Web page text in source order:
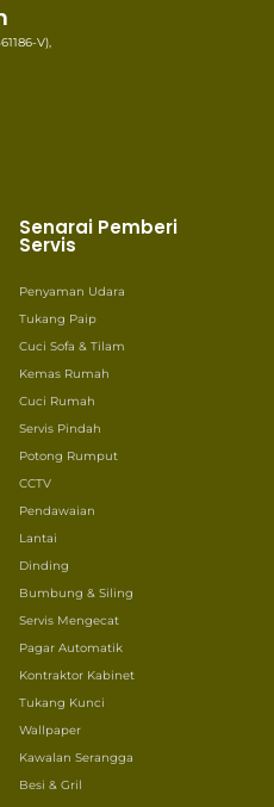
V),
Senarai Pemberi
Servis
Penyaman Udara
Tukang Paip
Cuci Sofa & Tilam
Kemas Rumah
Cuci Rumah
Servis Pindah
Potong Rumput
CCTV
Pendawaian
Lantai
Dinding
Bumbung & Siling
Servis Mengecat
Pagar Automatik
Kontraktor Kabinet
Tukang Kunci
Wallpaper
Kawalan Serangga
Besi & Gril